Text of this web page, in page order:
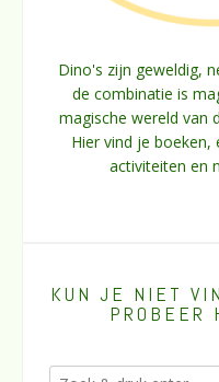
Dino's zijn geweldig,
de combinatie is
magische wereld van
Hier vind je
activiteiten en
KUN JE NIET
PROBEER